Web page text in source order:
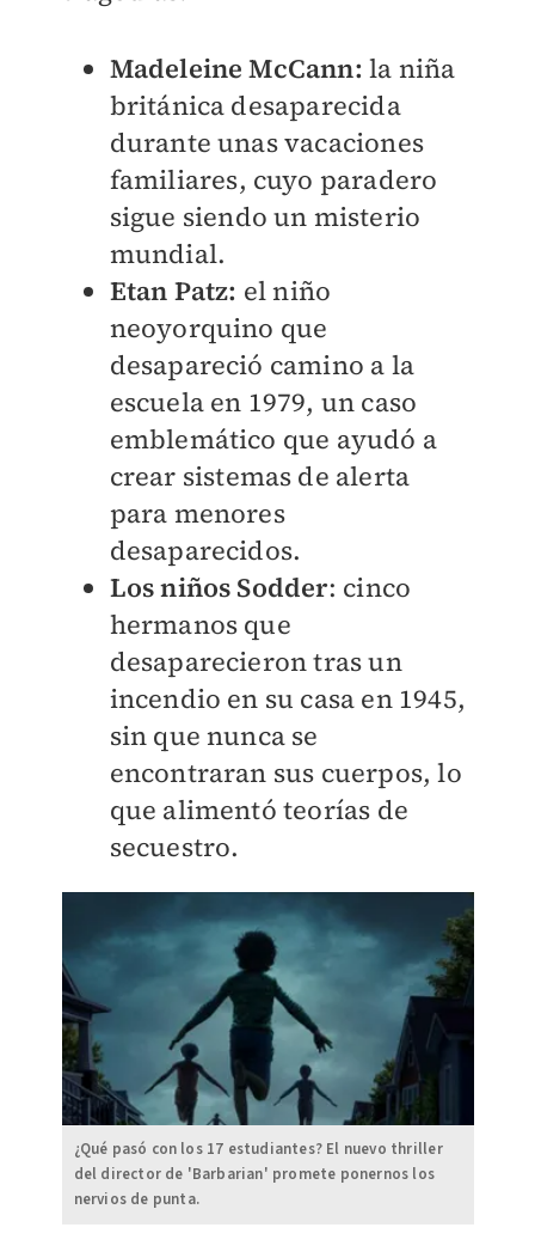
Madeleine McCann: la niña
británica desaparecida
durante unas vacaciones
familiares, cuyo paradero
sigue siendo un misterio
mundial.
Etan Patz: el niño
neoyorquino que
desapareció camino a la
escuela en 1979, un caso
emblemático que ayudó a
crear sistemas de alerta
para menores
desaparecidos.
Los niños Sodder: cinco
hermanos que
desaparecieron tras un
incendio en su casa en 1945,
sin que nunca se
encontraran sus cuerpos, lo
que alimentó teorías de
secuestro.
¿Qué pasó con los 17 estudiantes? El nuevo thriller
del director de 'Barbarian' promete ponernos los
nervios de punta.